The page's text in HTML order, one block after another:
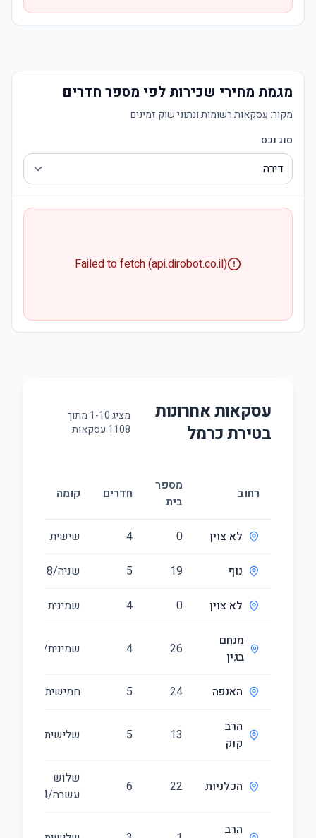
מגמת מחירי שכירות לפי מספר חדרים
מקור: עסקאות רשומות ונתוני שוק זמינים
סוג נכס
Failed to fetch (api.dirobot.co.il)
עסקאות אחרונות
בטירת כרמל
מציג 1-10
מתוך
1108 עסקאות
רחוב
מספר
בית
חדרים קומה
לא צוין 0
4 שישית
נוף 19
5 שניה/8
לא צוין 0
4 שמינית
מנחם
בגין
26
4 שמינית/2
האנפה 24
5 חמישית/4
הרב
קוק
13
5 שלישית
הכלניות 22
6
שלוש
עשרה/14
הרב